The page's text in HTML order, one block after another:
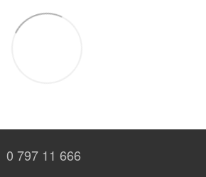
0 797 11 666